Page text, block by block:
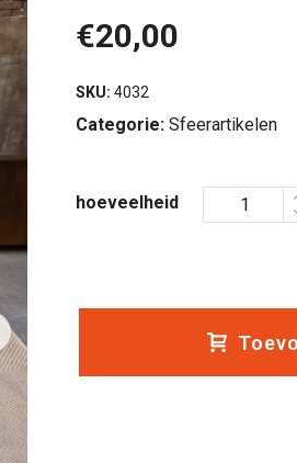
€20,00
SKU: 4032
Categorie: Sfeerartikelen
hoeveelheid